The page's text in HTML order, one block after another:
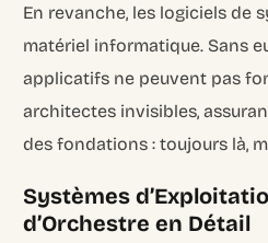
En revanche, les logiciels de
matériel informatique. Sans
applicatifs ne peuvent pas
architectes invisibles,
des fondations : toujours là,
Systèmes
d’Orchestre en Détail